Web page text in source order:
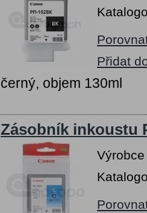
Přidat
černý, objem 130ml
Zásobník inkoustu